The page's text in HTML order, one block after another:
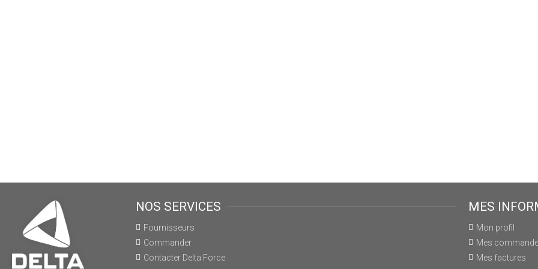
NOS SERVICES
Fournisseurs
Commander
Contacter Delta Force
MES
Mon profil
Mes
Mes factures